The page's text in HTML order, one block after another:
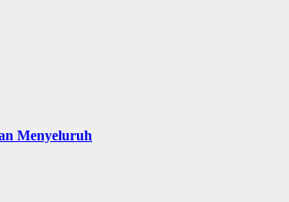
Menyeluruh